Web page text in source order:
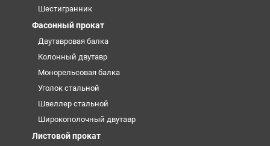
Шестигранник
Фасонный прокат
Двутавровая балка
Колонный двутавр
Монорельсовая балка
Уголок стальной
Швеллер стальной
Широкополочный двутавр
Листовой прокат